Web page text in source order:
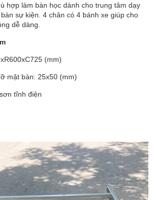
hợp làm bàn học dành cho trung tâm dạy
sự kiện. 4 chân có 4 bánh xe giúp cho
dễ dàng.
(mm)
mặt bàn: 25x50 (mm)
tĩnh điện